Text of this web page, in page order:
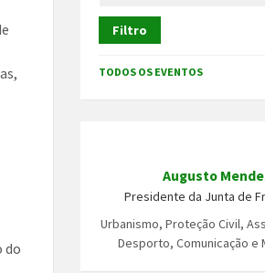
do
Filtro
TODOS OS EVENTOS
Augusto
Presidente da Junta de
Urbanismo, Proteção Civil,
Desporto, Comunicação e